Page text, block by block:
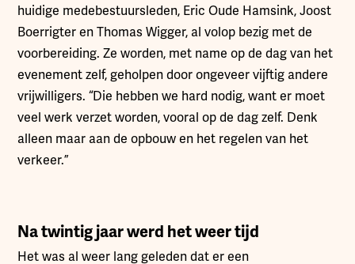
huidige medebestuursleden, Eric Oude Hamsink, Joost
Boerrigter en Thomas Wigger, al volop bezig met de
voorbereiding. Ze worden, met name op de dag van het
evenement zelf, geholpen door ongeveer vijftig andere
vrijwilligers. “Die hebben we hard nodig, want er moet
veel werk verzet worden, vooral op de dag zelf. Denk
alleen maar aan de opbouw en het regelen van het
verkeer.”
Na twintig jaar werd het weer tijd
Het was al weer lang geleden dat er een